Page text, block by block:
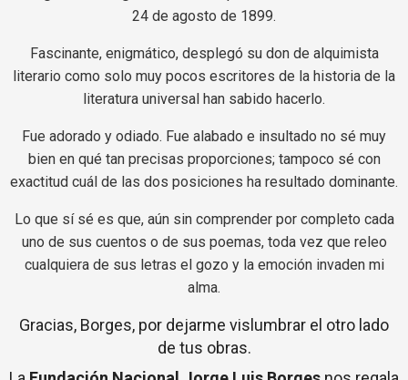
24 de agosto de 1899.
Fascinante, enigmático, desplegó su don de alquimista
literario como solo muy pocos escritores de la historia de la
literatura universal han sabido hacerlo.
Fue adorado y odiado. Fue alabado e insultado no sé muy
bien en qué tan precisas proporciones; tampoco sé con
exactitud cuál de las dos posiciones ha resultado dominante.
Lo que sí sé es que, aún sin comprender por completo cada
uno de sus cuentos o de sus poemas, toda vez que releo
cualquiera de sus letras el gozo y la emoción invaden mi
alma.
Gracias, Borges, por dejarme vislumbrar el otro lado
de tus obras.